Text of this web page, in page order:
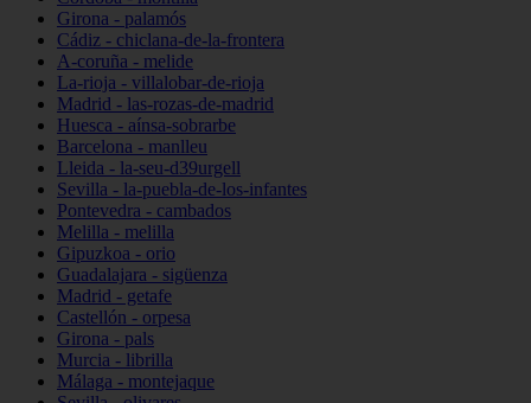
Girona - palamós
Cádiz - chiclana-de-la-frontera
A-coruña - melide
La-rioja - villalobar-de-rioja
Madrid - las-rozas-de-madrid
Huesca - aínsa-sobrarbe
Barcelona - manlleu
Lleida - la-seu-d39urgell
Sevilla - la-puebla-de-los-infantes
Pontevedra - cambados
Melilla - melilla
Gipuzkoa - orio
Guadalajara - sigüenza
Madrid - getafe
Castellón - orpesa
Girona - pals
Murcia - librilla
Málaga - montejaque